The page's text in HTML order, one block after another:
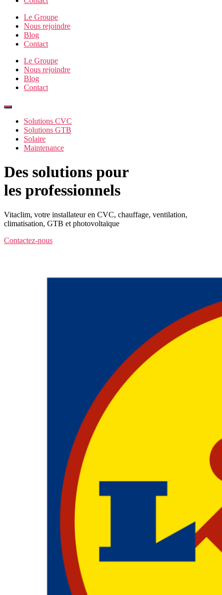
Le Groupe
Nous rejoindre
Blog
Contact
Le Groupe
Nous rejoindre
Blog
Contact
Solutions CVC
Solutions GTB
Solaire
Maintenance
Des solutions pour
les professionnels
Vitaclim, votre installateur en CVC, chauffage, ventilation,
climatisation, GTB et photovoltaïque
Contactez-nous